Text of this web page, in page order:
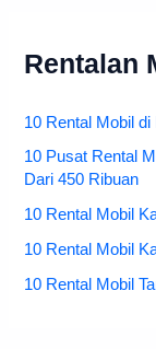
Rentalan
10 Rental Mobil
10 Pusat Rental
Dari 450 Ribuan
10 Rental Mobil
10 Rental Mobil
10 Rental Mobil